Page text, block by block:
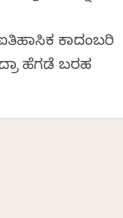
ಕಾದಂಬರಿ
ಹೆಗಡೆ ಬರಹ